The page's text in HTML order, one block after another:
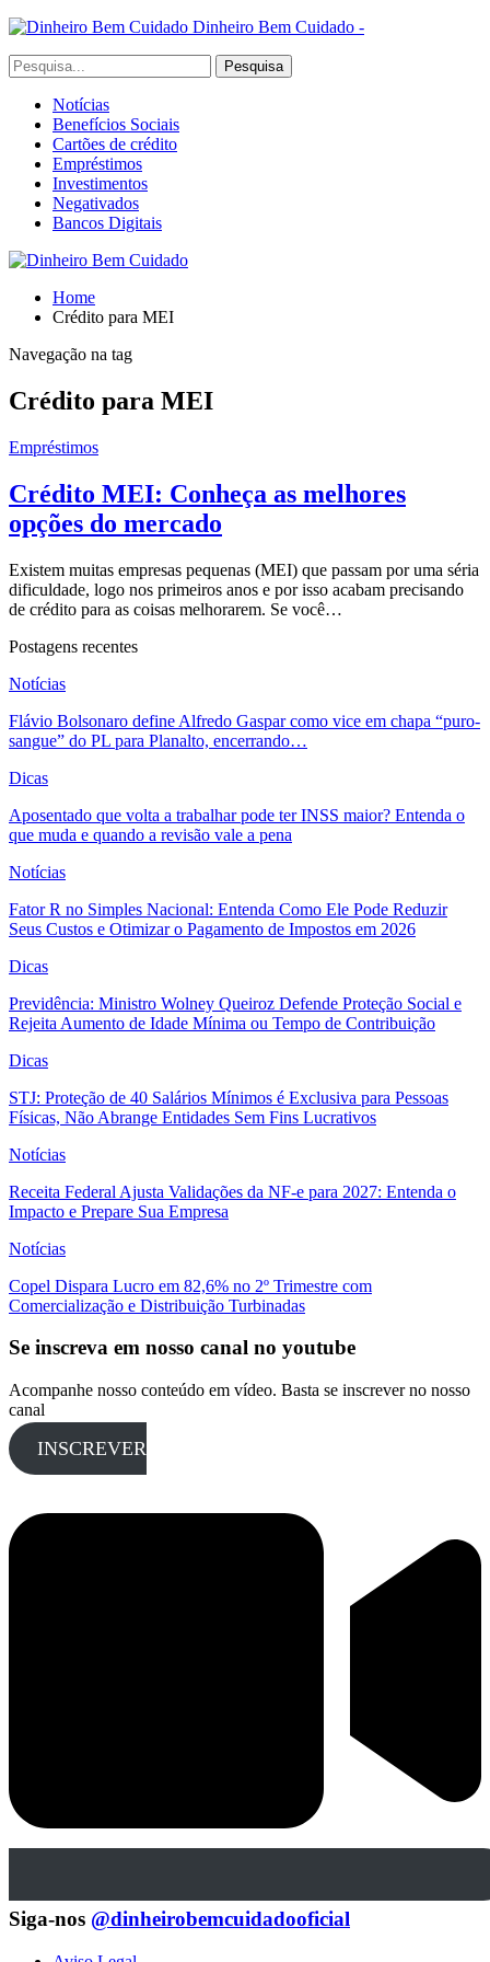
Dinheiro Bem Cuidado -
Notícias
Benefícios Sociais
Cartões de crédito
Empréstimos
Investimentos
Negativados
Bancos Digitais
Home
Crédito para MEI
Navegação na tag
Crédito para MEI
Empréstimos
Crédito MEI: Conheça as melhores
opções do mercado
Existem muitas empresas pequenas (MEI) que passam por uma séria
dificuldade, logo nos primeiros anos e por isso acabam precisando
de crédito para as coisas melhorarem. Se você…
Postagens recentes
Notícias
Flávio Bolsonaro define Alfredo Gaspar como vice em chapa “puro-
sangue” do PL para Planalto, encerrando…
Dicas
Aposentado que volta a trabalhar pode ter INSS maior? Entenda o
que muda e quando a revisão vale a pena
Notícias
Fator R no Simples Nacional: Entenda Como Ele Pode Reduzir
Seus Custos e Otimizar o Pagamento de Impostos em 2026
Dicas
Previdência: Ministro Wolney Queiroz Defende Proteção Social e
Rejeita Aumento de Idade Mínima ou Tempo de Contribuição
Dicas
STJ: Proteção de 40 Salários Mínimos é Exclusiva para Pessoas
Físicas, Não Abrange Entidades Sem Fins Lucrativos
Notícias
Receita Federal Ajusta Validações da NF-e para 2027: Entenda o
Impacto e Prepare Sua Empresa
Notícias
Copel Dispara Lucro em 82,6% no 2º Trimestre com
Comercialização e Distribuição Turbinadas
Se inscreva em nosso canal no youtube
Acompanhe nosso conteúdo em vídeo. Basta se inscrever no nosso
canal
INSCREVER
Siga-nos @dinheirobemcuidadooficial